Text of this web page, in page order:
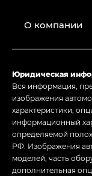
О компании
Юридическая
Вся информация,
изображения
характеристики,
информационный
определяемой
РФ. Изображения
моделей, часть
дополнительная